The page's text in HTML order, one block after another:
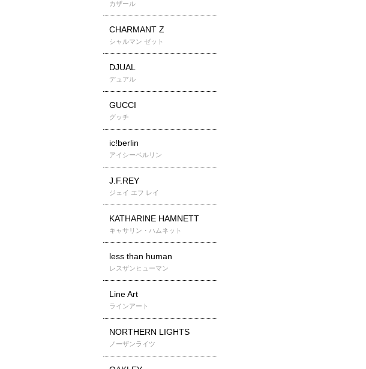
カザール
CHARMANT Z
シャルマン ゼット
DJUAL
デュアル
GUCCI
グッチ
ic!berlin
アイシーベルリン
J.F.REY
ジェイ エフ レイ
KATHARINE HAMNETT
キャサリン・ハムネット
less than human
レスザンヒューマン
Line Art
ラインアート
NORTHERN LIGHTS
ノーザンライツ